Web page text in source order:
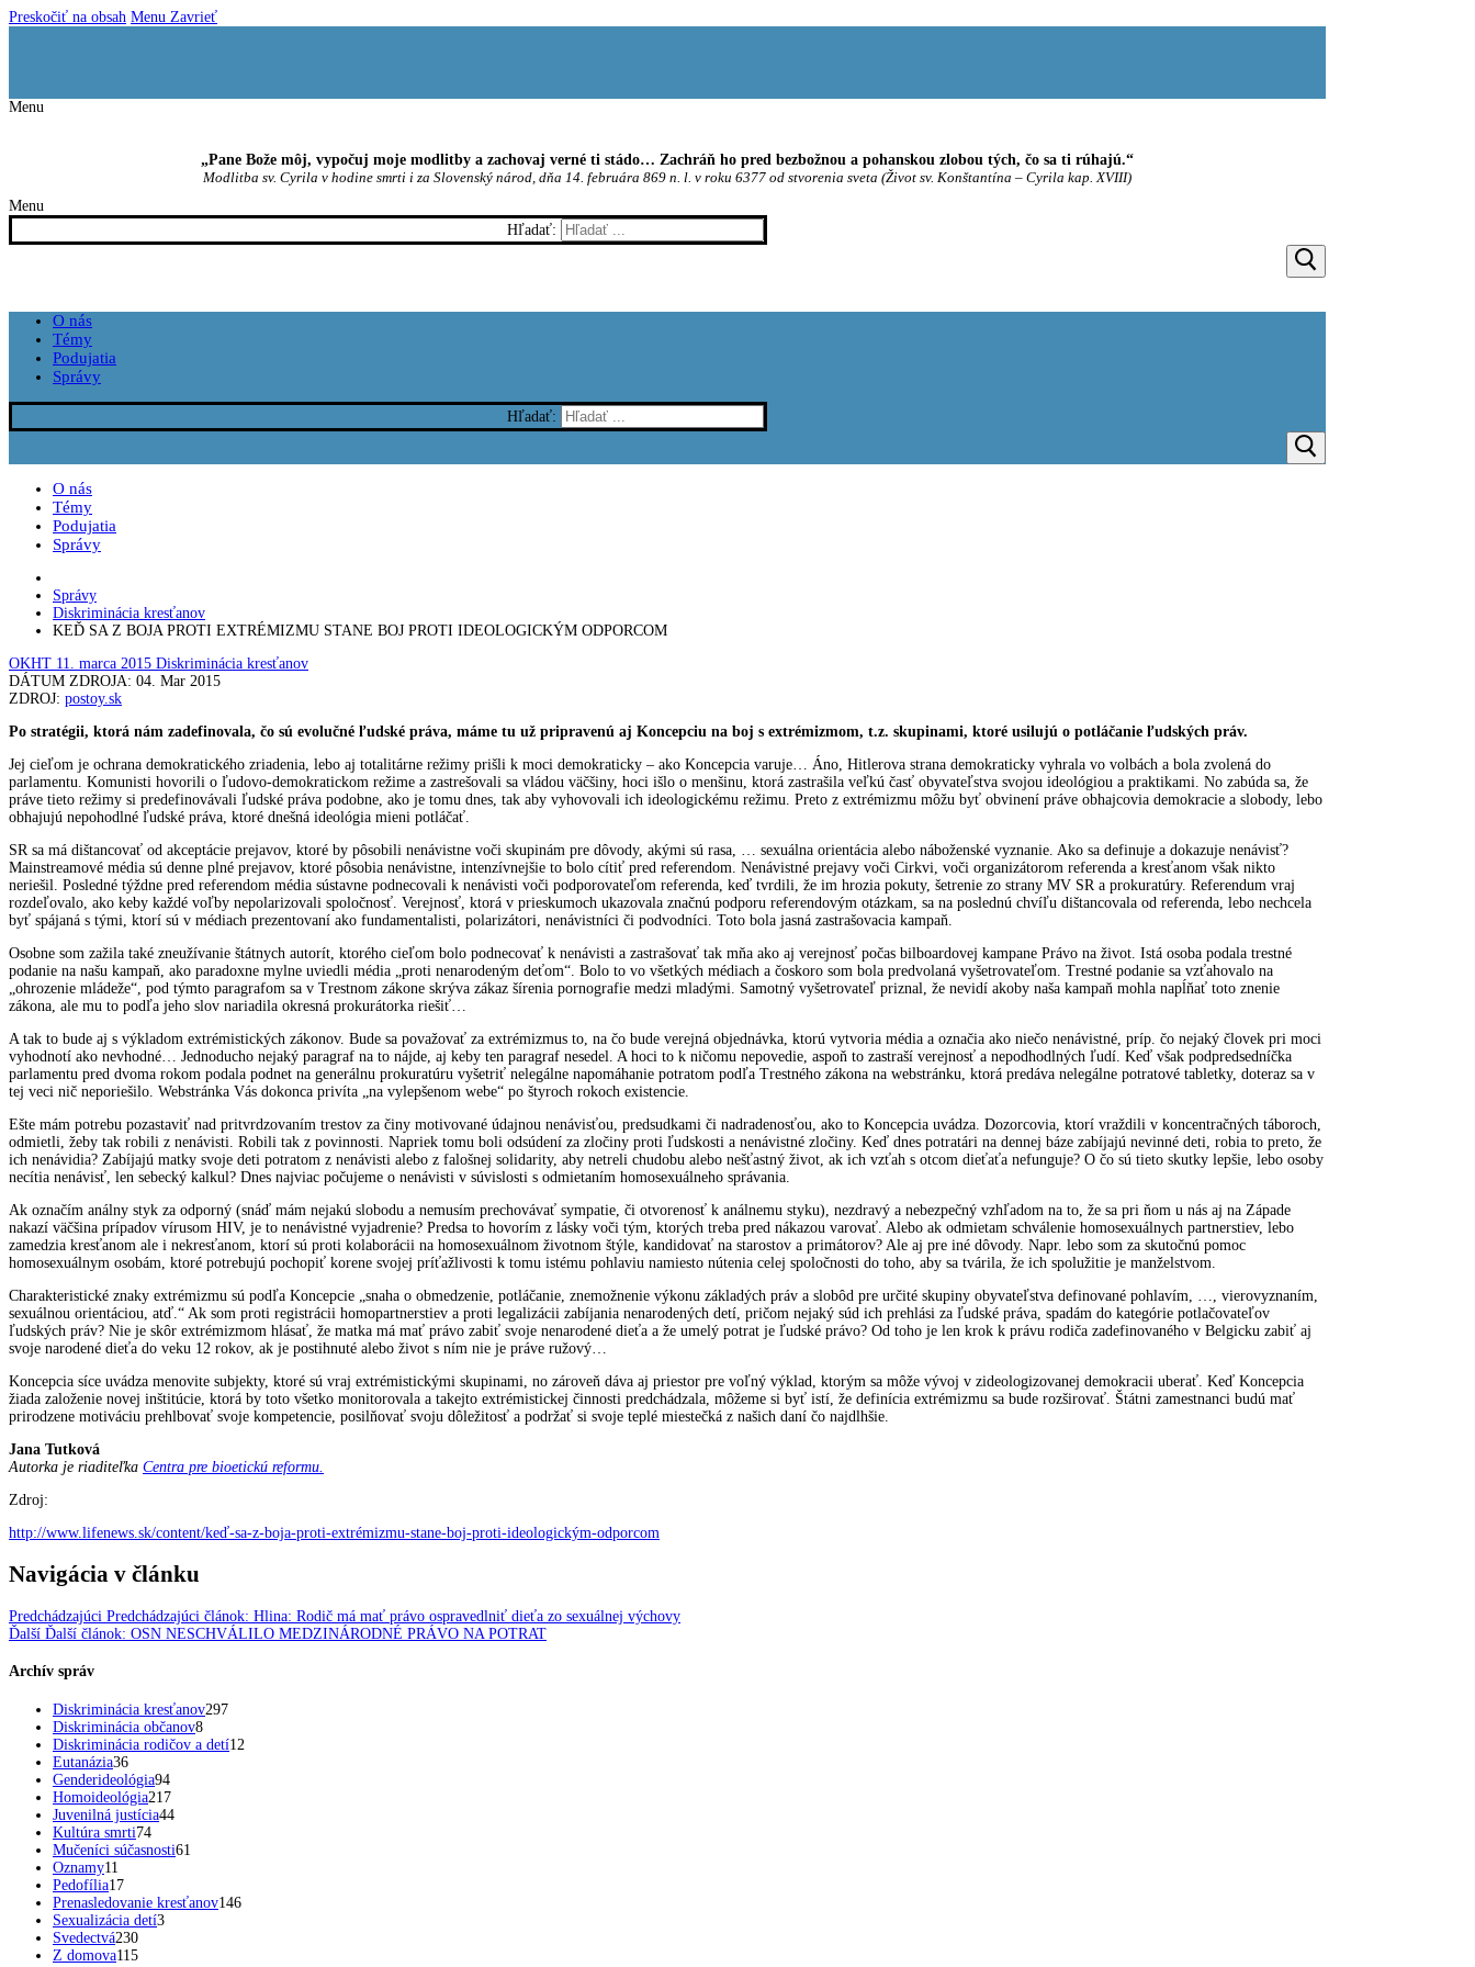
Preskočiť na obsah Menu Zavrieť
Menu
„Pane Bože môj, vypočuj moje modlitby a zachovaj verné ti stádo… Zachráň ho pred bezbožnou a pohanskou zlobou tých, čo sa ti rúhajú.“
Modlitba sv. Cyrila v hodine smrti i za Slovenský národ, dňa 14. februára 869 n. l. v roku 6377 od stvorenia sveta (Život sv. Konštantína – Cyrila kap. XVIII)
Menu
Hľadať:
O nás
Témy
Podujatia
Správy
Hľadať:
O nás
Témy
Podujatia
Správy
Správy
Diskriminácia kresťanov
KEĎ SA Z BOJA PROTI EXTRÉMIZMU STANE BOJ PROTI IDEOLOGICKÝM ODPORCOM
OKHT 11. marca 2015 Diskriminácia kresťanov
DÁTUM ZDROJA: 04. Mar 2015
ZDROJ: postoy.sk
Po stratégii, ktorá nám zadefinovala, čo sú evolučné ľudské práva, máme tu už pripravenú aj Koncepciu na boj s extrémizmom, t.z. skupinami, ktoré usilujú o potláčanie ľudských práv.
Jej cieľom je ochrana demokratického zriadenia, lebo aj totalitárne režimy prišli k moci demokraticky – ako Koncepcia varuje… Áno, Hitlerova strana demokraticky vyhrala vo volbách a bola zvolená do
parlamentu. Komunisti hovorili o ľudovo-demokratickom režime a zastrešovali sa vládou väčšiny, hoci išlo o menšinu, ktorá zastrašila veľkú časť obyvateľstva svojou ideológiou a praktikami. No zabúda sa, že
práve tieto režimy si predefinovávali ľudské práva podobne, ako je tomu dnes, tak aby vyhovovali ich ideologickému režimu. Preto z extrémizmu môžu byť obvinení práve obhajcovia demokracie a slobody, lebo
obhajujú nepohodlné ľudské práva, ktoré dnešná ideológia mieni potláčať.
SR sa má dištancovať od akceptácie prejavov, ktoré by pôsobili nenávistne voči skupinám pre dôvody, akými sú rasa, … sexuálna orientácia alebo náboženské vyznanie. Ako sa definuje a dokazuje nenávisť?
Mainstreamové média sú denne plné prejavov, ktoré pôsobia nenávistne, intenzívnejšie to bolo cítiť pred referendom. Nenávistné prejavy voči Cirkvi, voči organizátorom referenda a kresťanom však nikto
neriešil. Posledné týždne pred referendom média sústavne podnecovali k nenávisti voči podporovateľom referenda, keď tvrdili, že im hrozia pokuty, šetrenie zo strany MV SR a prokuratúry. Referendum vraj
rozdeľovalo, ako keby každé voľby nepolarizovali spoločnosť. Verejnosť, ktorá v prieskumoch ukazovala značnú podporu referendovým otázkam, sa na poslednú chvíľu dištancovala od referenda, lebo nechcela
byť spájaná s tými, ktorí sú v médiach prezentovaní ako fundamentalisti, polarizátori, nenávistníci či podvodníci. Toto bola jasná zastrašovacia kampaň.
Osobne som zažila také zneužívanie štátnych autorít, ktorého cieľom bolo podnecovať k nenávisti a zastrašovať tak mňa ako aj verejnosť počas bilboardovej kampane Právo na život. Istá osoba podala trestné
podanie na našu kampaň, ako paradoxne mylne uviedli média „proti nenarodeným deťom“. Bolo to vo všetkých médiach a čoskoro som bola predvolaná vyšetrovateľom. Trestné podanie sa vzťahovalo na
„ohrozenie mládeže“, pod týmto paragrafom sa v Trestnom zákone skrýva zákaz šírenia pornografie medzi mladými. Samotný vyšetrovateľ priznal, že nevidí akoby naša kampaň mohla napĺňať toto znenie
zákona, ale mu to podľa jeho slov nariadila okresná prokurátorka riešiť…
A tak to bude aj s výkladom extrémistických zákonov. Bude sa považovať za extrémizmus to, na čo bude verejná objednávka, ktorú vytvoria média a označia ako niečo nenávistné, príp. čo nejaký človek pri moci
vyhodnotí ako nevhodné… Jednoducho nejaký paragraf na to nájde, aj keby ten paragraf nesedel. A hoci to k ničomu nepovedie, aspoň to zastraší verejnosť a nepodhodlných ľudí. Keď však podpredsedníčka
parlamentu pred dvoma rokom podala podnet na generálnu prokuratúru vyšetriť nelegálne napomáhanie potratom podľa Trestného zákona na webstránku, ktorá predáva nelegálne potratové tabletky, doteraz sa v
tej veci nič neporiešilo. Webstránka Vás dokonca privíta „na vylepšenom webe“ po štyroch rokoch existencie.
Ešte mám potrebu pozastaviť nad pritvrdzovaním trestov za činy motivované údajnou nenávisťou, predsudkami či nadradenosťou, ako to Koncepcia uvádza. Dozorcovia, ktorí vraždili v koncentračných táboroch,
odmietli, žeby tak robili z nenávisti. Robili tak z povinnosti. Napriek tomu boli odsúdení za zločiny proti ľudskosti a nenávistné zločiny. Keď dnes potratári na dennej báze zabíjajú nevinné deti, robia to preto, že
ich nenávidia? Zabíjajú matky svoje deti potratom z nenávisti alebo z falošnej solidarity, aby netreli chudobu alebo nešťastný život, ak ich vzťah s otcom dieťaťa nefunguje? O čo sú tieto skutky lepšie, lebo osoby
necítia nenávisť, len sebecký kalkul? Dnes najviac počujeme o nenávisti v súvislosti s odmietaním homosexuálneho správania.
Ak označím análny styk za odporný (snáď mám nejakú slobodu a nemusím prechovávať sympatie, či otvorenosť k análnemu styku), nezdravý a nebezpečný vzhľadom na to, že sa pri ňom u nás aj na Západe
nakazí väčšina prípadov vírusom HIV, je to nenávistné vyjadrenie? Predsa to hovorím z lásky voči tým, ktorých treba pred nákazou varovať. Alebo ak odmietam schválenie homosexuálnych partnerstiev, lebo
zamedzia kresťanom ale i nekresťanom, ktorí sú proti kolaborácii na homosexuálnom životnom štýle, kandidovať na starostov a primátorov? Ale aj pre iné dôvody. Napr. lebo som za skutočnú pomoc
homosexuálnym osobám, ktoré potrebujú pochopiť korene svojej príťažlivosti k tomu istému pohlaviu namiesto nútenia celej spoločnosti do toho, aby sa tvárila, že ich spolužitie je manželstvom.
Charakteristické znaky extrémizmu sú podľa Koncepcie „snaha o obmedzenie, potláčanie, znemožnenie výkonu základých práv a slobôd pre určité skupiny obyvateľstva definované pohlavím, …, vierovyznaním,
sexuálnou orientáciou, atď.“ Ak som proti registrácii homopartnerstiev a proti legalizácii zabíjania nenarodených detí, pričom nejaký súd ich prehlási za ľudské práva, spadám do kategórie potlačovateľov
ľudských práv? Nie je skôr extrémizmom hlásať, že matka má mať právo zabiť svoje nenarodené dieťa a že umelý potrat je ľudské právo? Od toho je len krok k právu rodiča zadefinovaného v Belgicku zabiť aj
svoje narodené dieťa do veku 12 rokov, ak je postihnuté alebo život s ním nie je práve ružový…
Koncepcia síce uvádza menovite subjekty, ktoré sú vraj extrémistickými skupinami, no zároveň dáva aj priestor pre voľný výklad, ktorým sa môže vývoj v zideologizovanej demokracii uberať. Keď Koncepcia
žiada založenie novej inštitúcie, ktorá by toto všetko monitorovala a takejto extrémistickej činnosti predchádzala, môžeme si byť istí, že definícia extrémizmu sa bude rozširovať. Štátni zamestnanci budú mať
prirodzene motiváciu prehlbovať svoje kompetencie, posilňovať svoju dôležitosť a podržať si svoje teplé miestečká z našich daní čo najdlhšie.
Jana Tutková
Autorka je riaditeľka Centra pre bioetickú reformu.
Zdroj:
http://www.lifenews.sk/content/keď-sa-z-boja-proti-extrémizmu-stane-boj-proti-ideologickým-odporcom
Navigácia v článku
Predchádzajúci Predchádzajúci článok: Hlina: Rodič má mať právo ospravedlniť dieťa zo sexuálnej výchovy
Ďalší Ďalší článok: OSN NESCHVÁLILO MEDZINÁRODNÉ PRÁVO NA POTRAT
Archív správ
Diskriminácia kresťanov297
Diskriminácia občanov8
Diskriminácia rodičov a detí12
Eutanázia36
Genderideológia94
Homoideológia217
Juvenilná justícia44
Kultúra smrti74
Mučeníci súčasnosti61
Oznamy11
Pedofília17
Prenasledovanie kresťanov146
Sexualizácia detí3
Svedectvá230
Z domova115